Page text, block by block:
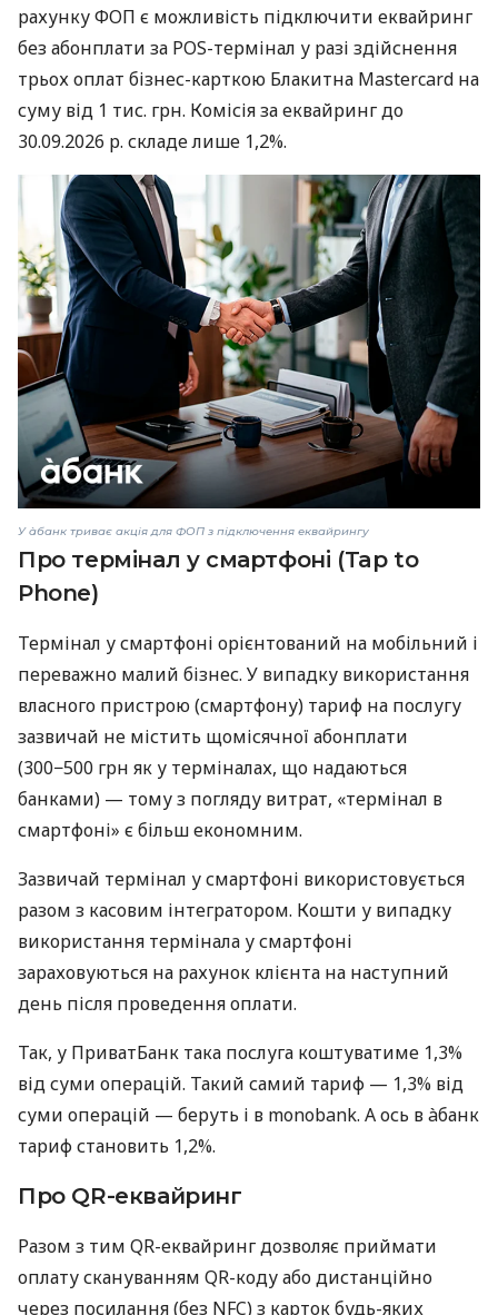
рахунку ФОП є можливість підключити еквайринг
без абонплати за POS-термінал у разі здійснення
трьох оплат бізнес-карткою Блакитна Mastercard на
суму від 1 тис. грн. Комісія за еквайринг до
30.09.2026 р. складе лише 1,2%.
У àбанк триває акція для ФОП з підключення еквайрингу
Про термінал у смартфоні (Tap to
Phone)
Термінал у смартфоні орієнтований на мобільний і
переважно малий бізнес. У випадку використання
власного пристрою (смартфону) тариф на послугу
зазвичай не містить щомісячної абонплати
(300−500 грн як у терміналах, що надаються
банками) — тому з погляду витрат, «термінал в
смартфоні» є більш економним.
Зазвичай термінал у смартфоні використовується
разом з касовим інтегратором. Кошти у випадку
використання термінала у смартфоні
зараховуються на рахунок клієнта на наступний
день після проведення оплати.
Так, у ПриватБанк така послуга коштуватиме 1,3%
від суми операцій. Такий самий тариф — 1,3% від
суми операцій — беруть і в monobank. А ось в àбанк
тариф становить 1,2%.
Про QR-еквайринг
Разом з тим QR-еквайринг дозволяє приймати
оплату скануванням QR-коду або дистанційно
через посилання (без NFC) з карток будь-яких